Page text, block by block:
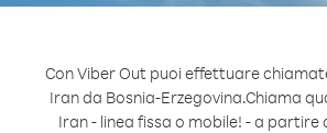
Con Viber Out puoi effettuare
Iran da Bosnia-Erzegovina.Chiama
Iran - linea fissa o mobile! - a partire